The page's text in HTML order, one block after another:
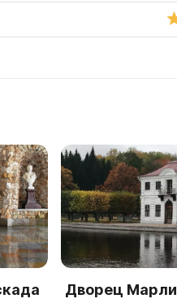
Дворец Марли